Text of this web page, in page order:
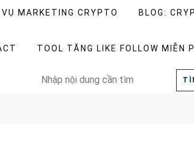
VỤ MARKETING CRYPTO BLOG:
TOOL TĂNG LIKE FOLLOW MIỄN
Search